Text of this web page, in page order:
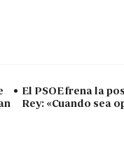
El PSOE frena la
Rey: «Cuando sea